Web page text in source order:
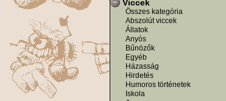
Viccek
Összes kategória
Abszolút viccek
Állatok
Anyós
Bűnözők
Egyéb
Házasság
Hirdetés
Humoros történetek
Iskola